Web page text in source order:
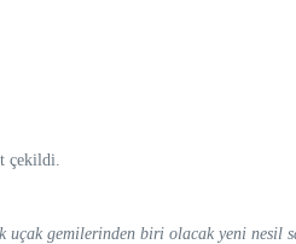
çekildi.
uçak gemilerinden biri olacak yeni nesil